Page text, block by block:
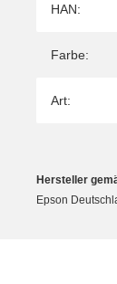
Wert
HAN:
Farbe:
Art:
Hersteller
Epson